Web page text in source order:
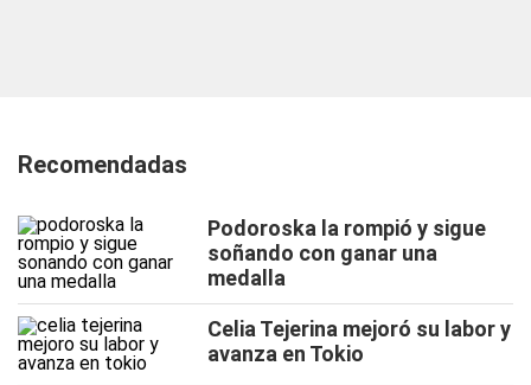
Recomendadas
Podoroska la rompió y sigue
soñando con ganar una
medalla
Celia Tejerina mejoró su labor y
avanza en Tokio